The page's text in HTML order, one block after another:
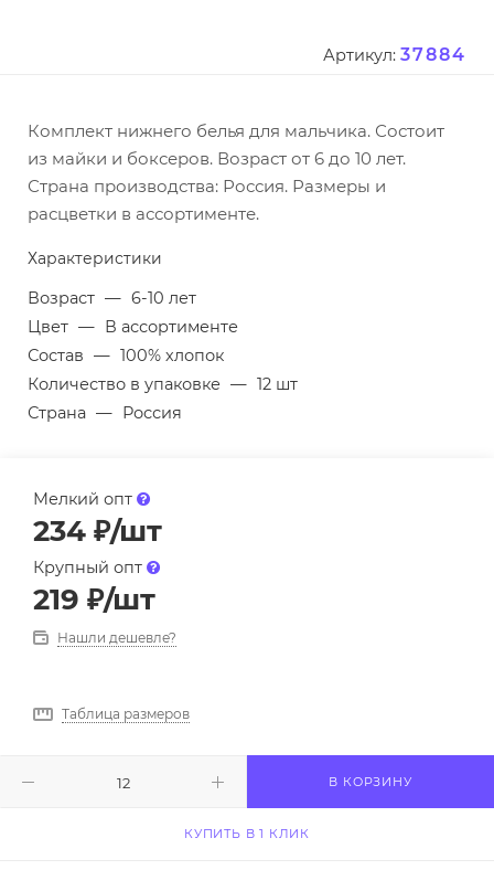
Артикул: 37884
Комплект нижнего белья для мальчика. Состоит
из майки и боксеров. Возраст от 6 до 10 лет.
Страна производства: Россия. Размеры и
расцветки в ассортименте.
Характеристики
Возраст — 6-10 лет
Цвет — В ассортименте
Состав — 100% хлопок
Количество в упаковке — 12 шт
Страна — Россия
Мелкий опт
234 ₽/шт
Крупный опт
219 ₽/шт
Нашли дешевле?
Таблица размеров
В КОРЗИНУ
КУПИТЬ В 1 КЛИК